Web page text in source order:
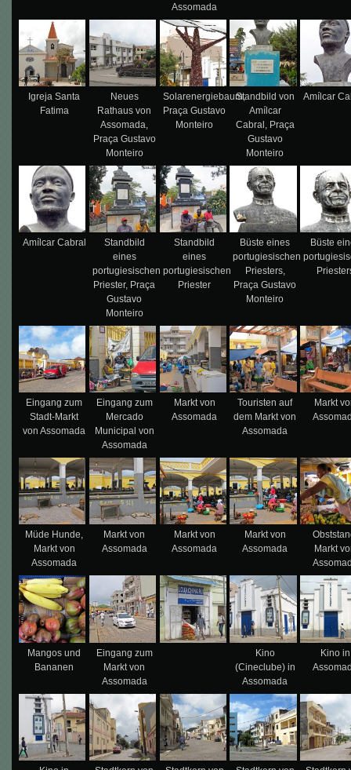
Assomada
Igreja Santa
Fatima
Neues
Rathaus von
Assomada,
Praça Gustavo
Monteiro
Solarenergiebaum,
Praça Gustavo
Monteiro
Standbild von
Amílcar
Cabral, Praça
Gustavo
Monteiro
Amílcar
Amílcar Cabral
Standbild
eines
portugiesischen
Priester, Praça
Gustavo
Monteiro
Standbild
eines
portugiesischen
Priester
Büste eines
portugiesischen
Priesters,
Praça Gustavo
Monteiro
Büste
Eingang zum
Stadt-Markt
von Assomada
Eingang zum
Mercado
Municipal von
Assomada
Markt von
Assomada
Touristen auf
dem Markt von
Assomada
Markt
Müde Hunde,
Markt von
Assomada
Markt von
Assomada
Markt von
Assomada
Markt von
Assomada
Markt
Mangos und
Bananen
Eingang zum
Markt von
Assomada
Kino
(Cineclube) in
Assomada
Kino in